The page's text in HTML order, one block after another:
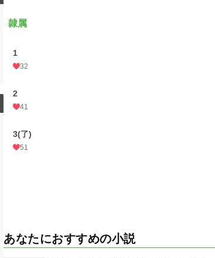
隷属
1
32
2
41
3(了)
51
あなたにおすすめの小説